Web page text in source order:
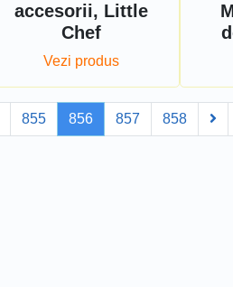
accesorii, Little
Chef
Vezi produs
855 856 857 858